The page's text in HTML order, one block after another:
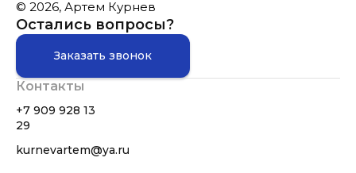
© 2026, Артем Курнев
Остались вопросы?
Заказать звонок
Контакты
+7 909 928 13
29
kurnevartem@ya.ru